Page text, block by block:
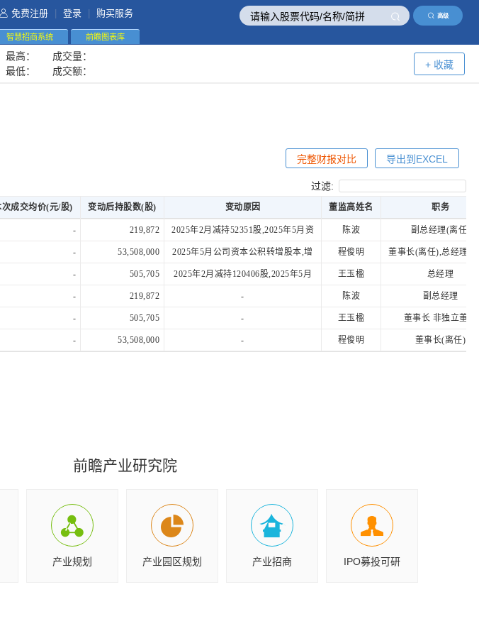
高级
免费注册 登录 购买服务
智慧招商系统 前瞻图表库
最高：
成交量：
最低： 成交额：
+ 收藏
导出到EXCEL
完整财报对比
过滤:
次成交均价(元/股) 变动后持股数(股) 变动原因 董监高姓名
职务
变动后持股数(股) 变动原因 董监高姓名 职务
- 219,872 2025年2月减持52351股,2025年5月资 陈波 副总经理(离任)
- 53,508,000 2025年5月公司资本公积转增股本,增 程俊明 董事长(离任),总经理(
- 505,705 2025年2月减持120406股,2025年5月 王玉楹 总经理
- 219,872 - 陈波 副总经理
- 505,705 - 王玉楹 董事长 非独立董事
- 53,508,000 - 程俊明 董事长(离任)
前瞻产业研究院
产业规划 产业园区规划 产业招商 IPO募投可研